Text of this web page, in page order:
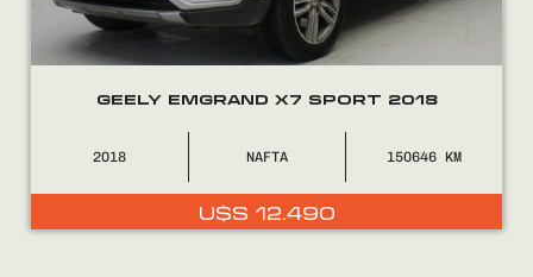
CONTACTO
0800
GEELY EMGRAND X7 SPORT 2018
2018 NAFTA 150646
U$S 12.490